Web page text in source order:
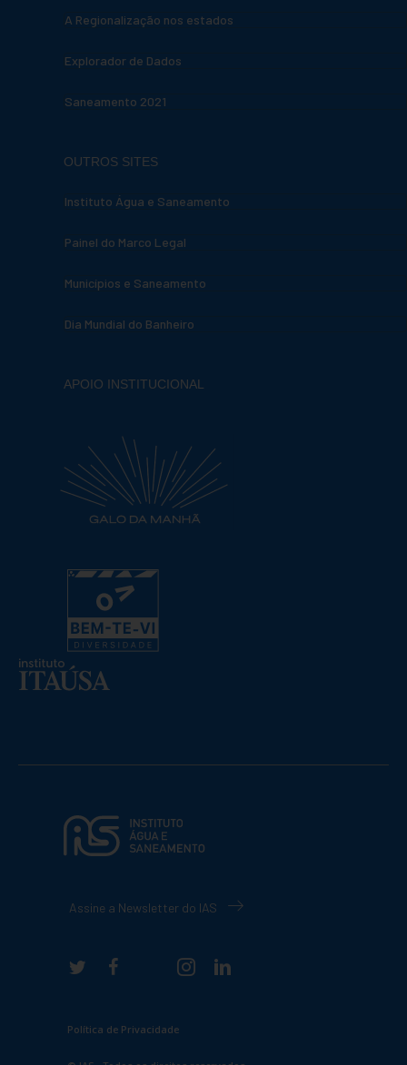
A Regionalização nos estados
Explorador de Dados
Saneamento 2021
OUTROS SITES
Instituto Água e Saneamento
Painel do Marco Legal
Municípios e Saneamento
Dia Mundial do Banheiro
APOIO INSTITUCIONAL
Assine a Newsletter do IAS
Política de Privacidade